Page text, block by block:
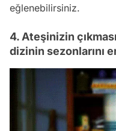
eğlenebilirsiniz.
4. Ateşinizin
dizinin sezonlarını